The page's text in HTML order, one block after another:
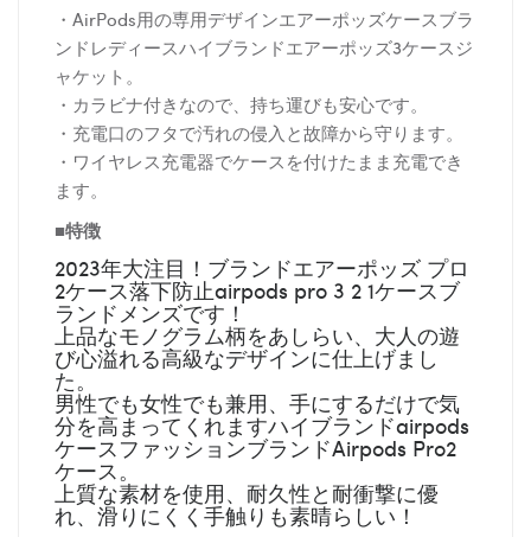
・AirPods用の専用デザインエアーポッズケースブラ
ンドレディースハイブランドエアーポッズ3ケースジ
ャケット。
・カラビナ付きなので、持ち運びも安心です。
・充電口のフタで汚れの侵入と故障から守ります。
・ワイヤレス充電器でケースを付けたまま充電でき
ます。
■特徴
2023年大注目！ブランドエアーポッズ プロ
2ケース落下防止airpods pro 3 2 1ケースブ
ランドメンズです！
上品なモノグラム柄をあしらい、大人の遊
び心溢れる高級なデザインに仕上げまし
た。
男性でも女性でも兼用、手にするだけで気
分を高まってくれますハイブランドairpods
ケースファッションブランドAirpods Pro2
ケース。
上質な素材を使用、耐久性と耐衝撃に優
れ、滑りにくく手触りも素晴らしい！